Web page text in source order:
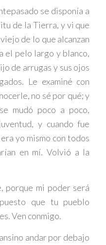
se disponía a
de la Tierra, y vi que
de lo que alcanzan
el pelo largo y blanco,
de arrugas y sus ojos
Le examiné con
no sé por qué; y
mudó poco a poco,
y cuando fue
yo mismo con todos
en mí. Volvió a la
porque mi poder será
que tu pueblo
Ven conmigo.
andar por debajo